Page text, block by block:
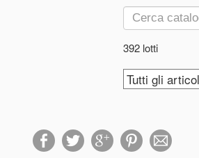
392 lotti